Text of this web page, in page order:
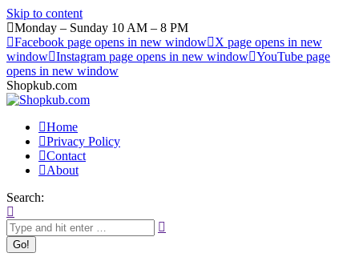
Skip to content
Monday – Sunday 10 AM – 8 PM
Facebook page opens in new window
X page opens in new
window Instagram page opens in new window YouTube page
opens in new window
Shopkub.com
Home
Privacy Policy
Contact
About
Search: